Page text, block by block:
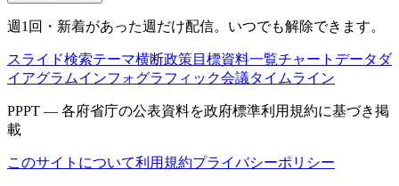
週1回・新着があった週だけ配信。いつでも解除できます。
スライド検索テーマ横断政策目標資料一覧チャートデータ ダ
イアグラムインフォグラフィック会議タイムライン
PPPT — 各府省庁の公表資料を政府標準利用規約に基づき掲
載
このサイトについて利用規約プライバシーポリシー